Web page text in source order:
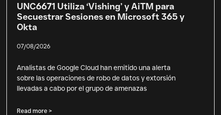
UNC6671 Utiliza ‘Vishing’ y AiTM para
Secuestrar Sesiones en Microsoft 365 y
Okta
07/08/2026
Analistas de Google Cloud han emitido una alerta
sobre las operaciones de robo de datos y extorsión
llevadas a cabo por el grupo de amenazas
Read more >